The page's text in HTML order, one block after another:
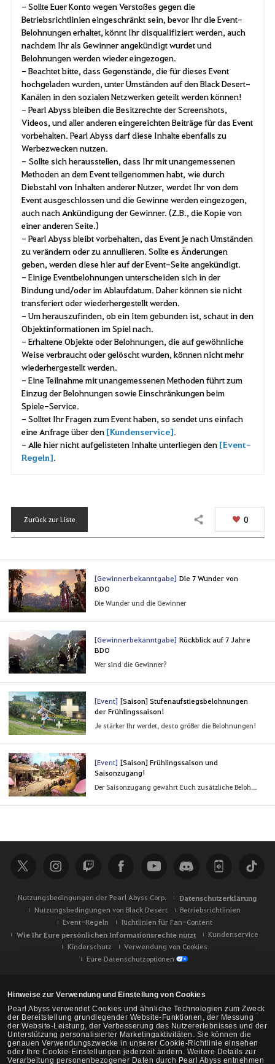
Hinweise zur Verwendung und Einstellung von Cookies
Pearl Abyss verwendet Cookies und ähnliche Technologien zum Zweck
der Bereitstellung grundlegender Website-Funktionen, der Messung
der Website-Leistung, der Verbesserung des Nutzererlebnisses und der
Unterstützung personalisierter Marketingaktivitäten. Sie können die
genauen Verwendungszwecke in unserer Cookie-Richtlinie einsehen
oder Ihre Cookie-Einstellungen jederzeit ändern. Weitere Details zur
Verarbeitung personenbezogener Daten durch Pearl Abyss entnehmen
- Sollte Euer Konto wegen Verstoßes gegen die
Betriebsrichtlinien eingeschränkt sein, bevor Ihr die Event-
Belohnungen erhaltet, könnt Ihr disqualifiziert werden, auch
nachdem Ihr als Gewinner angekündigt wurdet und
Belohnungen werden wieder eingezogen.
- Beachtet bitte, dass Gegenstände, die für dieses Event
hochgeladen wurden, unter Umständen auf den Black Desert-
Kanälen in den sozialen Netzwerken geteilt werden können!
- Pearl Abyss bleiben die Besitzrechte der Screenshots,
Videos, und aller anderen eingereichten Beiträge für das Event
vorbehalten. Pearl Abyss darf diese Inhalte ebenfalls zu
Werbezwecken nutzen.
- Sollte sich herausstellen, dass Ihr mit unangemessenen
Methoden an dem Event teilgenommen habt, wie durch
Diebstahl von Inhalten anderer Nutzer, werdet Ihr von dem
Event ausgeschlossen und die Gewinne werden eingezogen,
auch nach Ankündigung der Gewinner. (Z.B., die Kopie von
einer anderen Seite.)
- Pearl Abyss bleibt vorbehalten, das Event je nach Umständen
zu verändern oder zu annullieren. Sollte es Änderungen
geben, werden diese hier auf der Event-Seite angekündigt.
- Einige Eventbelohnungen unterscheiden sich in der
Bindung und/oder im Ablaufdatum. Daher können sie nicht
transferiert oder wiederhergestellt werden.
- Um herauszufinden, ob ein Item gebunden ist, schaut in den
Objektinformationen im Spiel nach.
- Erhaltene Objekte oder Belohnungen, die auf gewöhnliche
Weise verbraucht oder gelöscht wurden, können nicht mehr
wiederhergestellt werden.
- Eine Teilnahme mit unangemessenen Methoden führt zum
Einzug der Belohnungen sowie Einschränkungen beim
Spiele-Service.
- Solltet Ihr Fragen zum Event haben, so sendet uns einfach
eine Anfrage über den[Kundenservice].
- Alle hier nicht aufgelisteten Inhalte unterliegen den[Event-
Regeln].
Zurück zur Liste Teilen 0
[Gewinnerbekanntgabe] Die 7 Wunder von
BDO
Die Wunder und die Gewinner
[Gewinnerbekanntgabe] Rückblick auf 7 Jahre
BDO
Wer sind die Gewinner?
[Event] [Saison] Stufenaufstiegsbelohnungen
der Frühlingssaison!
Je stärker Ihr werdet, desto größer die Belohnungen!
[Event] [Saison] Frühlingssaison und
Saisonzugang!
Der Saisonzugang gewährt Euch zusätzliche Belohnungen für das Abschließen der Ziele!
Nutzungsbedingungen der Pearl Abyss Corp. Datenschutzerklärung
Nutzungsbedingungen von Black Desert
Betriebsrichtlinien
Event-Regeln
Richtlinien für Fan-Content
Wie Ihr Eure persönlichen Informationsrechte nutzt
Kundenservice
Kinderschutz
Verwendung von Cookies
Eure Datenschutzoptionen